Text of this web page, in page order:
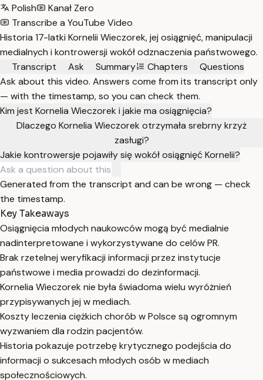
Polish
Kanał Zero
Transcribe a YouTube Video
Historia 17-latki Kornelii Wieczorek, jej osiągnięć, manipulacji
medialnych i kontrowersji wokół odznaczenia państwowego.
Transcript
Ask Summary Chapters
Questions
Ask about this video. Answers come from its transcript only
— with the timestamp, so you can check them.
Kim jest Kornelia Wieczorek i jakie ma osiągnięcia?
Dlaczego Kornelia Wieczorek otrzymała srebrny krzyż
zasługi?
Jakie kontrowersje pojawiły się wokół osiągnięć Kornelii?
Generated from the transcript and can be wrong — check
the timestamp.
Key Takeaways
Osiągnięcia młodych naukowców mogą być medialnie
nadinterpretowane i wykorzystywane do celów PR.
Brak rzetelnej weryfikacji informacji przez instytucje
państwowe i media prowadzi do dezinformacji.
Kornelia Wieczorek nie była świadoma wielu wyróżnień
przypisywanych jej w mediach.
Koszty leczenia ciężkich chorób w Polsce są ogromnym
wyzwaniem dla rodzin pacjentów.
Historia pokazuje potrzebę krytycznego podejścia do
informacji o sukcesach młodych osób w mediach
społecznościowych.